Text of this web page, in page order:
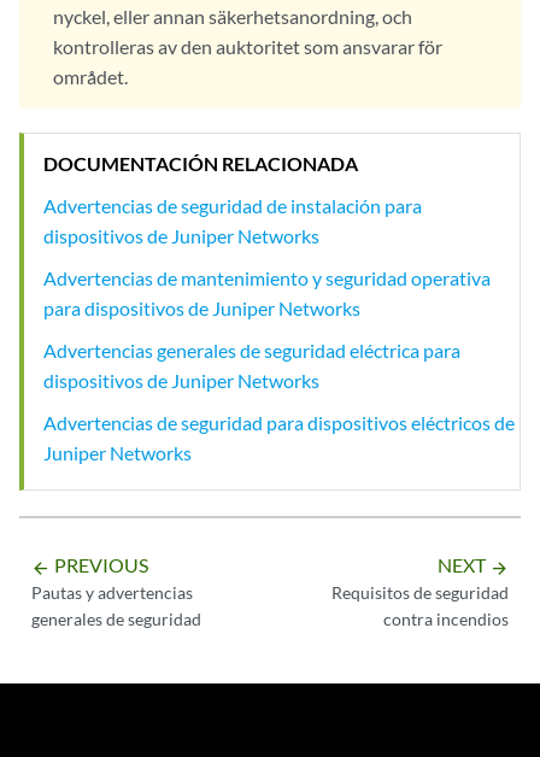
nyckel, eller annan säkerhetsanordning, och
kontrolleras av den auktoritet som ansvarar för
området.
DOCUMENTACIÓN RELACIONADA
Advertencias de seguridad de instalación para
dispositivos de Juniper Networks
Advertencias de mantenimiento y seguridad operativa
para dispositivos de Juniper Networks
Advertencias generales de seguridad eléctrica para
dispositivos de Juniper Networks
Advertencias de seguridad para dispositivos eléctricos de
Juniper Networks
arrow_backward PREVIOUS
Pautas y advertencias
generales de seguridad
NEXT arrow_forward
Requisitos de seguridad
contra incendios